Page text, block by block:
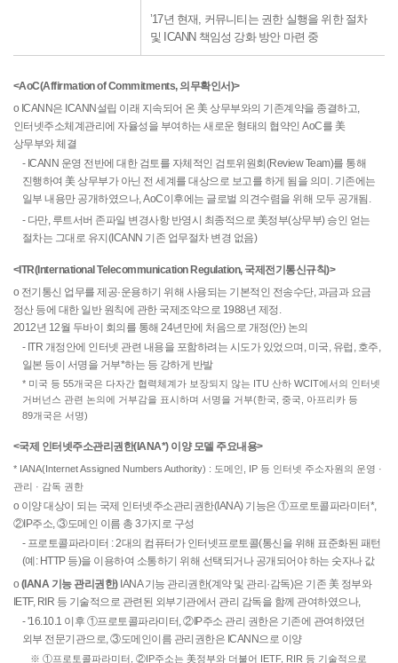
’17년 현재, 커뮤니티는 권한 실행을 위한 절차
및 ICANN 책임성 강화 방안 마련 중
<AoC(Affirmation of Commitments, 의무확인서)>
o ICANN은 ICANN설립 이래 지속되어 온 美 상무부와의 기존계약을 종결하고,
인터넷주소체계관리에 자율성을 부여하는 새로운 형태의 협약인 AoC를 美
상무부와 체결
- ICANN 운영 전반에 대한 검토를 자체적인 검토위원회(Review Team)를 통해
진행하여 美 상무부가 아닌 전 세계를 대상으로 보고를 하게 됨을 의미. 기존에는
일부 내용만 공개하였으나, AoC이후에는 글로벌 의견수렴을 위해 모두 공개됨.
- 다만, 루트서버 존파일 변경사항 반영시 최종적으로 美정부(상무부) 승인 얻는
절차는 그대로 유지(ICANN 기존 업무절차 변경 없음)
<ITR(International Telecommunication Regulation, 국제전기통신규칙)>
o 전기통신 업무를 제공·운용하기 위해 사용되는 기본적인 전송수단, 과금과 요금
정산 등에 대한 일반 원칙에 관한 국제조약으로 1988년 제정.
2012년 12월 두바이 회의를 통해 24년만에 처음으로 개정(안) 논의
- ITR 개정안에 인터넷 관련 내용을 포함하려는 시도가 있었으며, 미국, 유럽, 호주,
일본 등이 서명을 거부*하는 등 강하게 반발
* 미국 등 55개국은 다자간 협력체계가 보장되지 않는 ITU 산하 WCIT에서의 인터넷
거버넌스 관련 논의에 거부감을 표시하며 서명을 거부(한국, 중국, 아프리카 등
89개국은 서명)
<국제 인터넷주소관리권한(IANA*) 이양 모델 주요내용>
* IANA(Internet Assigned Numbers Authority) : 도메인, IP 등 인터넷 주소자원의 운영 ·
관리 · 감독 권한
o 이양 대상이 되는 국제 인터넷주소관리권한(IANA) 기능은 ①프로토콜파라미터*,
②IP주소, ③도메인 이름 총 3가지로 구성
- 프로토콜파라미터 : 2대의 컴퓨터가 인터넷프로토콜(통신을 위해 표준화된 패턴
(예: HTTP 등)을 이용하여 소통하기 위해 선택되거나 공개되어야 하는 숫자나 값
o (IANA 기능 관리권한) IANA 기능 관리권한(계약 및 관리·감독)은 기존 美 정부와
IETF, RIR 등 기술적으로 관련된 외부기관에서 관리 감독을 함께 관여하였으나,
- '16.10.1 이후 ①프로토콜파라미터, ②IP주소 관리 권한은 기존에 관여하였던
외부 전문기관으로, ③도메인이름 관리권한은 ICANN으로 이양
※ ①프로토콜파라미터, ②IP주소는 美정부와 더불어 IETF, RIR 등 기술적으로